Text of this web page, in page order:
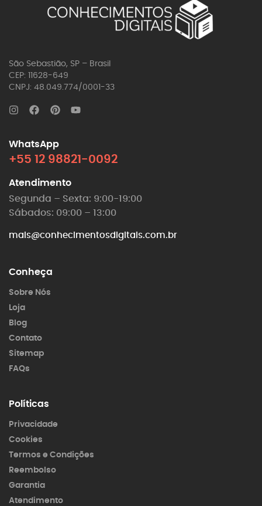
São Sebastião, SP – Brasil
CEP: 11628-649
CNPJ: 48.049.774/0001-33
WhatsApp
+55 12 98821-0092
Atendimento
Segunda – Sexta: 9:00-19:00
Sábados: 09:00 – 13:00
mais@conhecimentosdigitais.com.br
Conheça
Sobre Nós
Loja
Blog
Contato
Sitemap
FAQs
Políticas
Privacidade
Cookies
Termos e Condições
Reembolso
Garantia
Atendimento